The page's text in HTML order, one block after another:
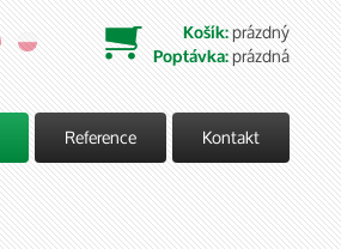
 Košík:prázdný
Poptávka:prázdná
Reference Kontakt